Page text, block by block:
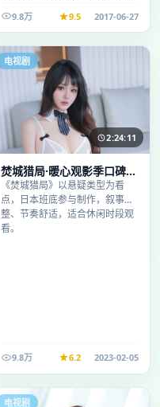
段观看。
9.8万 9.5 2017-06-27
电视剧
2:24:11
焚城猎局·暖心观影季口碑发
酵持续升温
《焚城猎局》以悬疑类型为看
点，日本班底参与制作，叙事完
整、节奏舒适，适合休闲时段观
看。
9.8万 6.2 2023-02-05
电视剧